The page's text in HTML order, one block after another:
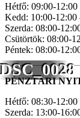
DSC_0028
Hétfő: 09:00-12:00
Kedd: 10:00-12:00
Szerda: 08:00-
Csütörtök: 08:00-
Péntek: 08:00-
PÉNZTÁRI
Hétfő: 08:30-12:00
Szerda: 13:00-